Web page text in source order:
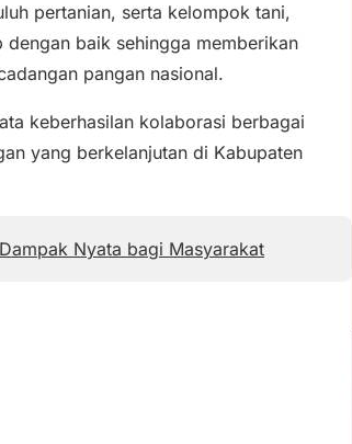
pertanian, serta kelompok tani,
baik sehingga memberikan
pangan nasional.
keberhasilan kolaborasi berbagai
yang berkelanjutan di Kabupaten
Nyata bagi Masyarakat